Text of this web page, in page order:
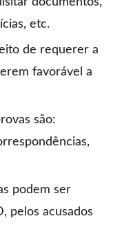
etc.
de requerer a
favorável a
são:
podem ser
pelos acusados